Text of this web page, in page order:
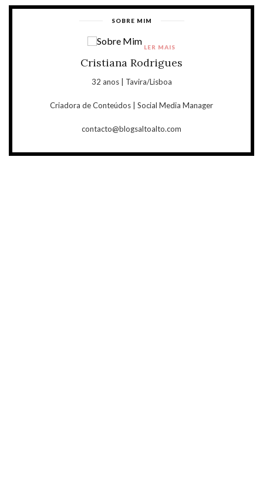
SOBRE MIM
Cristiana Rodrigues
32 anos | Tavira/Lisboa
Criadora de Conteúdos | Social Media Manager
contacto@blogsaltoalto.com
LER MAIS